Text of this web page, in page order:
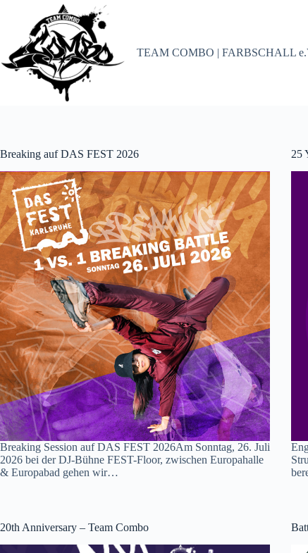
springen
TEAM COMBO | FARBSCHALL
Breaking auf DAS FEST 2026
Breaking Session auf DAS FEST 2026Am Sonntag, 26. Juli
2026 bei der DJ-Bühne FEST-Floor, zwischen Europahalle
& Europabad gehen wir…
25
20th Anniversary – Team Combo